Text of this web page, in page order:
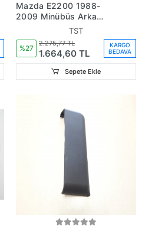
Mazda E2200 1988-
2009 Minübüs Arka
Tampon Sağ (Demir Tw)
(Adet) (Oem
No:S08350230)
TST
%27
2.275,77 TL
1.664,60 TL
KARGO
BEDAVA
Sepete Ekle